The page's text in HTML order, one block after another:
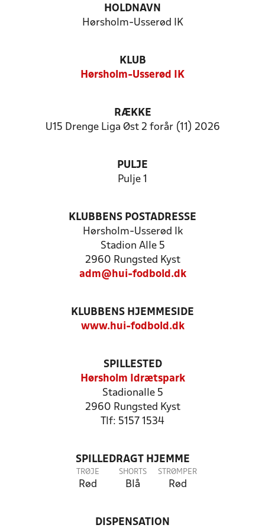
HOLDNAVN
Hørsholm-Usserød IK
KLUB
Hørsholm-Usserød IK
RÆKKE
U15 Drenge Liga Øst 2 forår (11) 2026
PULJE
Pulje 1
KLUBBENS POSTADRESSE
Hørsholm-Usserød Ik
Stadion Alle 5
2960 Rungsted Kyst
adm@hui-fodbold.dk
KLUBBENS HJEMMESIDE
www.hui-fodbold.dk
SPILLESTED
Hørsholm Idrætspark
Stadionalle 5
2960 Rungsted Kyst
Tlf: 5157 1534
SPILLEDRAGT HJEMME
TRØJE
Rød
SHORTS
Blå
STRØMPER
Rød
DISPENSATION